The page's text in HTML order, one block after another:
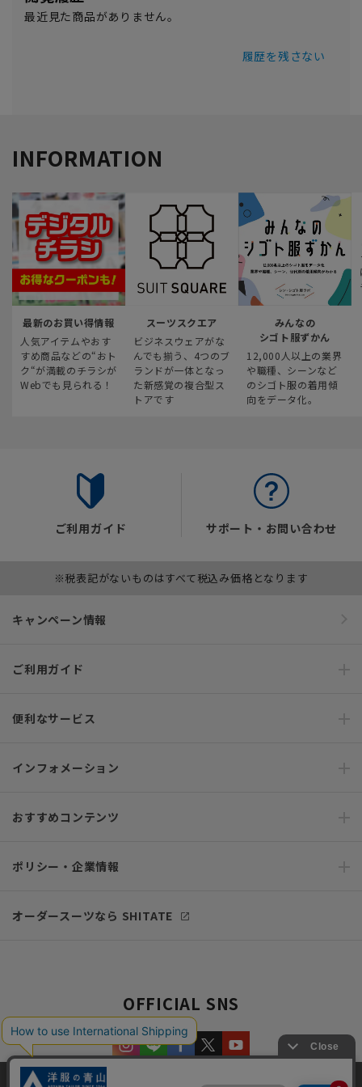
最近見た商品がありません。
履歴を残さない
INFORMATION
最新のお買い得情報
人気アイテムやおす
すめ商品などの“おト
ク“が満載のチラシが
Webでも見られる！
スーツスクエア
ビジネスウェアがな
んでも揃う、4つのブ
ランドが一体となっ
た新感覚の複合型ス
トアです
みんなの
シゴト服ずかん
12,000人以上の業界
や職種、シーンなど
のシゴト服の着用傾
向をデータ化。
ご利用ガイド サポート・お問い合わせ
※税表記がないものはすべて税込み価格となります
キャンペーン情報
ご利用ガイド
便利なサービス
インフォメーション
おすすめコンテンツ
ポリシー・企業情報
オーダースーツなら SHITATE
OFFICIAL SNS